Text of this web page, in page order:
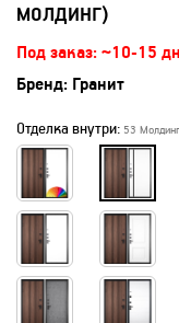
МОЛДИНГ)
Под заказ: ~10-15
Бренд: Гранит
Отделка внутри: 53